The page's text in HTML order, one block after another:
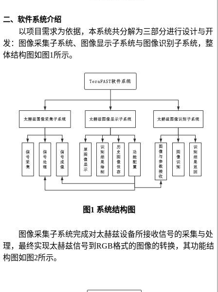
二、软件系统介绍
以项目需求为依据，本系统共分解为三部分进行设计与开
发：图像采集子系统、图像显示子系统与图像识别子系统，整
体结构图如图 1 所示。
图1 系统结构图
图像采集子系统完成对太赫兹设备所接收信号的采集与处
理，最终实现太赫兹信号到 RGB格式的图像的转换，其功能结
构图如图2所示。